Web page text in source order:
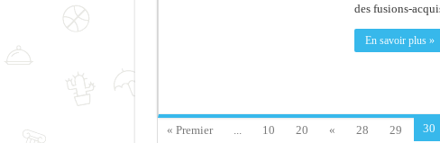
des fusions-
En savoir plus »
« Premier ... 10 20 « 28 29 30